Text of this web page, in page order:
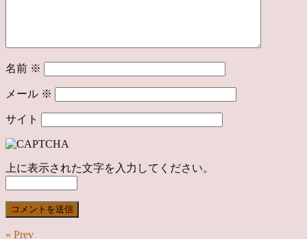
名前 ※
メール ※
サイト
上に表示された文字を入力してください。
« Prev